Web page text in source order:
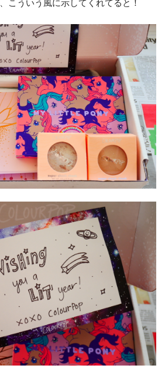
こういう風に示してくれてると！